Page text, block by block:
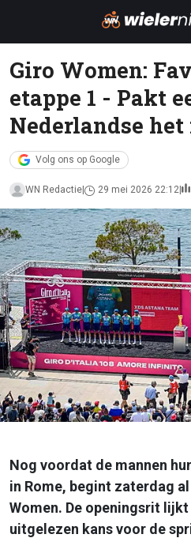
Giro Women:
etappe 1 - Pakt
Nederlandse het
Volg ons op Google
WN Redactie 29 mei 2026 22:12
Nog voordat de mannen
in Rome, begint zaterdag
Women. De openingsrit lijkt
uitgelezen kans voor de